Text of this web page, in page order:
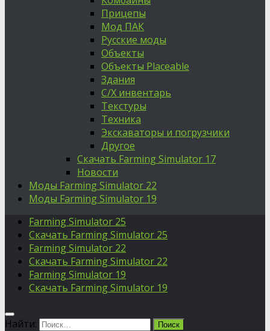
Прицепы
Мод ПАК
Русские моды
Объекты
Объекты Placeable
Здания
С/Х инвентарь
Текстуры
Техника
Экскаваторы и погрузчики
Другое
Скачать Farming Simulator 17
Новости
Моды Farming Simulator 22
Моды Farming Simulator 19
Farming Simulator 25
Скачать Farming Simulator 25
Farming Simulator 22
Скачать Farming Simulator 22
Farming Simulator 19
Скачать Farming Simulator 19
Найти: